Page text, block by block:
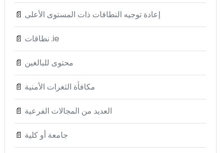
📄 إعادة توجيه النطاقات ذات المستوى الأعلى
📄 نطاقات .ie
📄 محتوى للبالغين
📄 مكافأة الثغرات الأمنية
📄 العديد من المجالات الفرعية
📄 جامعة أو كلية